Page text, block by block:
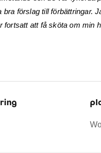
förslag till förbättringar.
att få sköta om min